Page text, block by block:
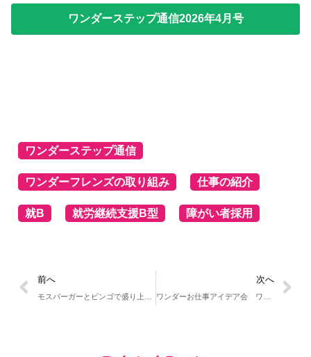
ワンダーステップ通信2026年4月号
ワンダーステップ通信
ワンダーフレンズの取り組み 仕事の紹介
就B 就労継続支援B型 障がい者採用
前へ 次へ